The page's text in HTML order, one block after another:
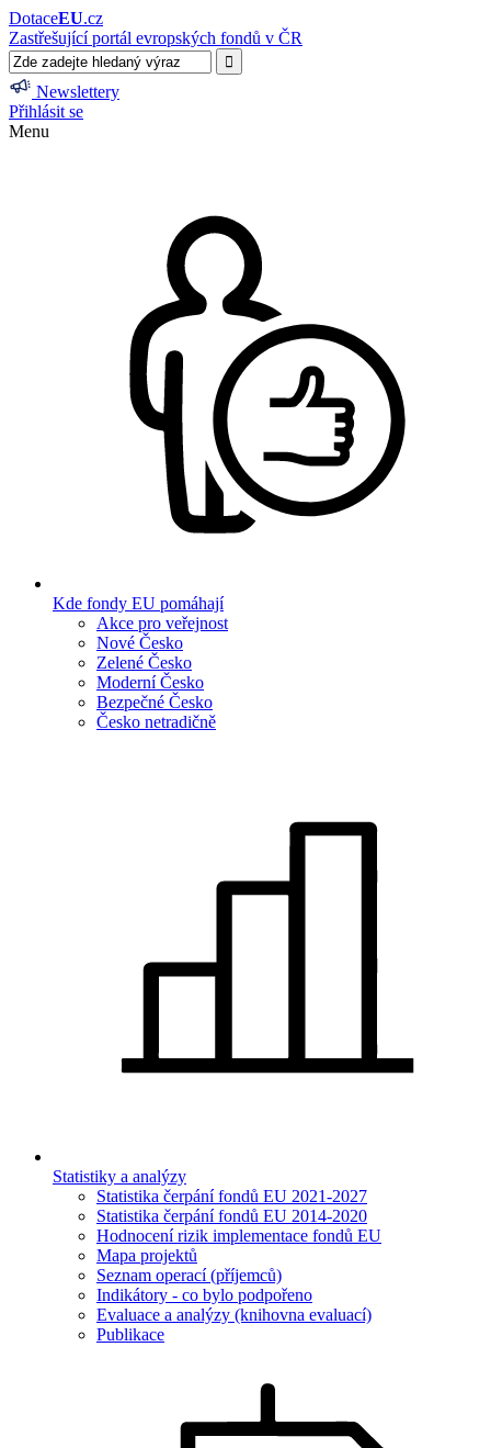
DotaceEU.cz
Zastřešující portál evropských fondů v ČR
Newslettery
Přihlásit se
Menu
Kde fondy EU pomáhají
Akce pro veřejnost
Nové Česko
Zelené Česko
Moderní Česko
Bezpečné Česko
Česko netradičně
Statistiky a analýzy
Statistika čerpání fondů EU 2021-2027
Statistika čerpání fondů EU 2014-2020
Hodnocení rizik implementace fondů EU
Mapa projektů
Seznam operací (příjemců)
Indikátory - co bylo podpořeno
Evaluace a analýzy (knihovna evaluací)
Publikace